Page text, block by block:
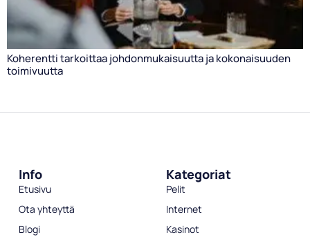
Koherentti tarkoittaa johdonmukaisuutta ja kokonaisuuden
toimivuutta
Info
Etusivu
Ota yhteyttä
Blogi
Kategoriat
Pelit
Internet
Kasinot